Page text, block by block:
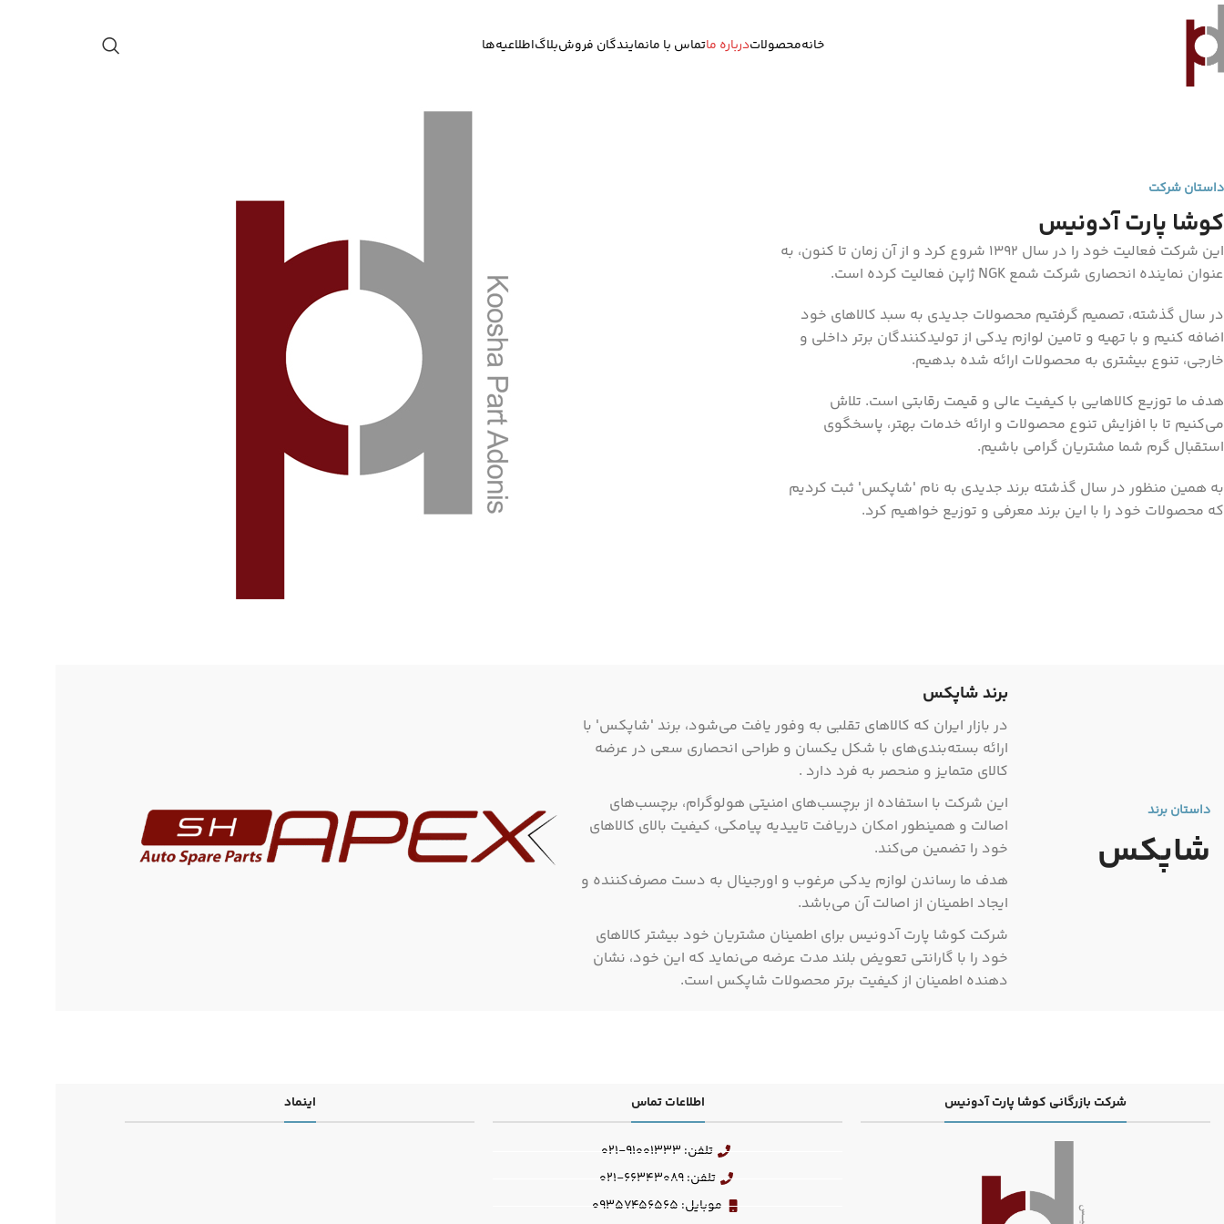
خانهمحصولاتدرباره ماتماس با مانمایندگان فروشبلاگاطلاعیه‌ها
داستان شرکت
کوشا پارت آدونیس
این شرکت فعالیت خود را در سال 1392 شروع کرد و از آن زمان تا کنون، به
عنوان نماینده انحصاری شرکت شمع NGK ژاپن فعالیت کرده‌ است.
در سال گذشته، تصمیم گرفتیم محصولات جدیدی به سبد کالاهای خود
اضافه کنیم و با تهیه و تامین لوازم یدکی از تولیدکنندگان برتر داخلی و
خارجی، تنوع بیشتری به محصولات ارائه شده بدهیم.
هدف ما توزیع کالاهایی با کیفیت عالی و قیمت رقابتی است. تلاش
می‌کنیم تا با افزایش تنوع محصولات و ارائه خدمات بهتر، پاسخگوی
استقبال گرم شما مشتریان گرامی باشیم.
به همین منظور در سال گذشته برند جدیدی به نام 'شاپکس' ثبت کردیم
که محصولات خود را با این برند معرفی و توزیع خواهیم کرد.
داستان برند
شاپکس
برند شاپکس
در بازار ایران که کالاهای تقلبی به وفور یافت می‌شود، برند 'شاپکس' با
ارائه بسته‌بندی‌های با شکل یکسان و طراحی انحصاری سعی در عرضه
کالای متمایز و منحصر به فرد دارد .
این شرکت با استفاده از برچسب‌های امنیتی هولوگرام، برچسب‌های
اصالت و همینطور امکان دریافت تاییدیه پیامکی، کیفیت بالای کالاهای
خود را تضمین می‌کند.
هدف ما رساندن لوازم یدکی مرغوب و اورجینال به دست مصرف‌کننده و
ایجاد اطمینان از اصالت آن می‌باشد.
شرکت کوشا پارت آدونیس برای اطمینان مشتریان خود بیشتر کالاهای
خود را با گارانتی تعویض بلند مدت عرضه می‌نماید که این خود، نشان
دهنده اطمینان از کیفیت برتر محصولات شاپکس است.
شرکت بازرگانی کوشا پارت آدونیس اطلاعات تماس
تلفن: 91001333-021
تلفن: 66343089-021
موبایل: 09357456565
اینماد